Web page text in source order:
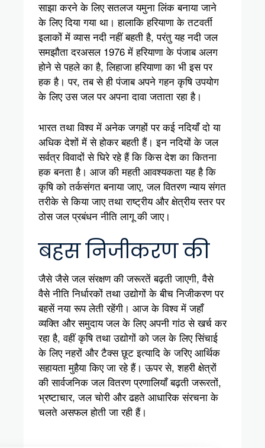
साझा करने के लिए सतलज यमुना लिंक बनाया जाने
के लिए दिया गया था। हालाकि हरियाणा के तटवर्ती
इलाकों में व्यास नदी नहीं बहती है, परंतु यह नदी जल
समझौता दरअसल 1976 में हरियाणा के पंजाब अलग
होने से पहले का है, लिहाजा हरियाणा का भी इस पर
हक है। पर, तब से ही पंजाब अपने गहन कृषि उपयोग
के लिए उस जल पर अपना दावा जताता रहा है।
भारत तथा विश्व में अनेक जगहों पर कई नदियाँ दो या
अधिक देशों में से होकर बहती हैं। इन नदियों के जल
सर्वत्र विवादों से घिरे रहे हैं कि किस देश का कितना
हक बनता है। आज की महती आवश्यकता यह है कि
कृषि को तर्कसंगत बनाया जाए, जल वितरण न्याय संगत
तरीके से किया जाए तथा राष्ट्रीय और क्षेत्रीय स्तर पर
ठोस जल प्रबंधन नीति लागू की जाए।
बहस निजीकरण की
जैसे जैसे जल संरक्षण की जरूरतें बढ़ती जाएगी, वैसे
वैसे नीति निर्धारकों तथा उद्योगों के बीच निजीकरण पर
बहसें नया रूप लेती रहेंगी। आज के विश्व में जहाँ
व्यक्ति और समुदाय जल के लिए अपनी गांठ से खर्च कर
रहा है, वहीं कृषि तथा उद्योगों को जल के लिए सिंचाई
के लिए नहरों और टैक्स छूट इत्यादि के जरिए आर्थिक
सहायता मुहैया किए जा रहे हैं। ऊपर से, शहरी क्षेत्रों
की सार्वजनिक जल वितरण प्रणालियाँ बढ़ती जरूरतों,
भ्रष्टाचार, जल चोरी और ढहते आधारिक संरचना के
चलते असफल होती जा रही हैं।